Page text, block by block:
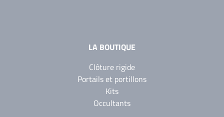
LA BOUTIQUE
Clôture rigide
Portails et portillons
Kits
Occultants